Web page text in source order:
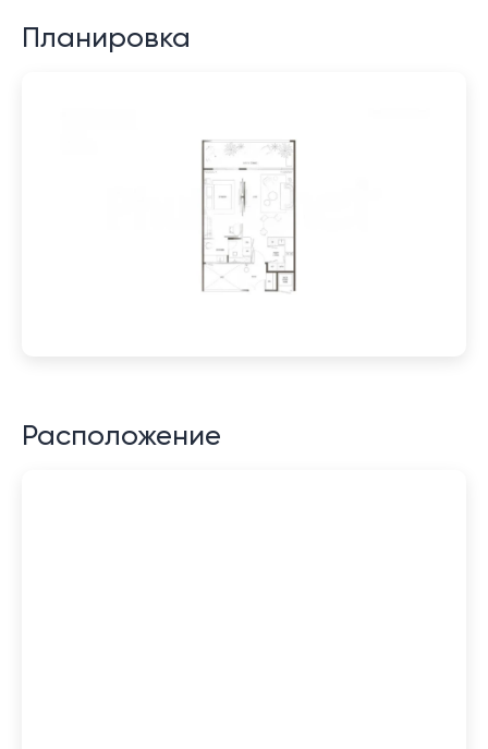
Планировка
Расположение